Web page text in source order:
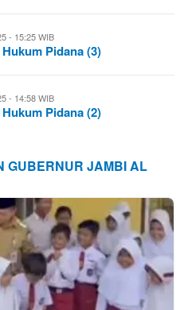
- 15:25 WIB
Pidana (3)
- 14:58 WIB
Pidana (2)
GUBERNUR JAMBI AL